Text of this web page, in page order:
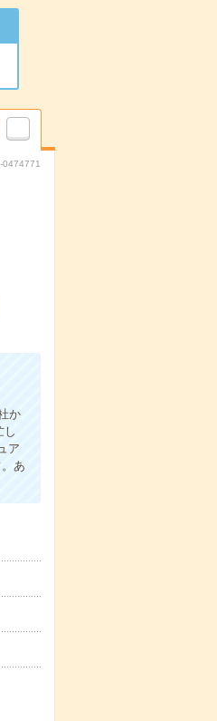
0474771
か
し
ア
あ